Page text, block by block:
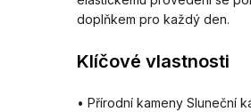
doplňkem pro každý den.
Klíčové vlastnosti
• Přírodní kameny Sluneční